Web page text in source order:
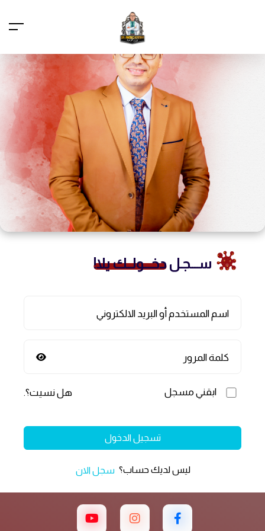
ســـجـلدخـــولــك يلا!
اسم المستخدم أو البريد الالكتروني
كلمة المرور
ابقني مسجل هل نسيت؟.
تسجيل الدخول
ليس لديك حساب؟ سجل الان